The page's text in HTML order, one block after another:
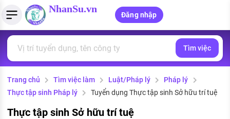
NhanSu.vn
Đăng nhập
Tìm việc làm
Việc làm ngành luật
Quản lý CV
Tải CV lên
Tính lương Gross - Net
Tính thuế thu nhập cá nhân
PHÁP LUẬT VIỆT NAM
Văn bản pháp luật
Chính sách mới
PHÁP LUẬT LAO ĐỘNG
Tìm việc
Trang chủ Tìm việc làm Luật/Pháp lý
Pháp lý
Thực tập sinh Pháp lý
Tuyển dụng Thực tập sinh Sở hữu trí tuệ
Thực tập sinh Sở hữu trí tuệ